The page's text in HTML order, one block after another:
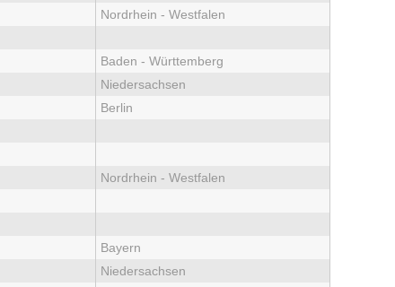
Nordrhein - Westfalen
Baden - Württemberg
Niedersachsen
Berlin
Nordrhein - Westfalen
Bayern
Niedersachsen